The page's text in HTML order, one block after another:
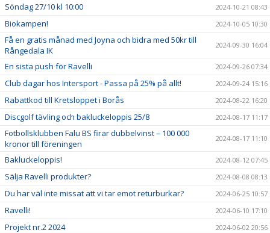
Söndag 27/10 kl 10:00 2024-10-21 08:43
Biokampen! 2024-10-05 10:30
Få en gratis månad med Joyna och bidra med 50kr till
Rångedala IK
2024-09-30 16:04
En sista push för Ravelli 2024-09-26 07:34
Club dagar hos Intersport - Passa på 25% på allt! 2024-09-24 15:16
Rabattkod till Kretsloppet i Borås 2024-08-22 16:20
Discgolf tävling och bakluckeloppis 25/8 2024-08-17 11:17
Fotbollsklubben Falu BS firar dubbelvinst – 100 000
kronor till föreningen
2024-08-17 11:10
Bakluckeloppis! 2024-08-12 07:45
Sälja Ravelli produkter? 2024-08-08 08:13
Du har väl inte missat att vi tar emot returburkar? 2024-06-25 10:57
Ravelli! 2024-06-10 17:10
Projekt nr.2 2024 2024-06-02 20:56